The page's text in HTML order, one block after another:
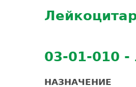
Выезд на дом
Расшифровка
to
top
03-01-010
НАЗНАЧЕНИЕ